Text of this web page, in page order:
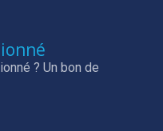
? Un bon de